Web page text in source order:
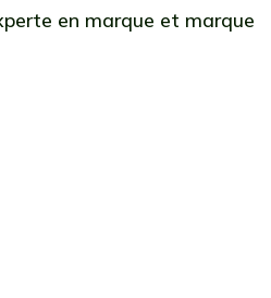
en marque et marque